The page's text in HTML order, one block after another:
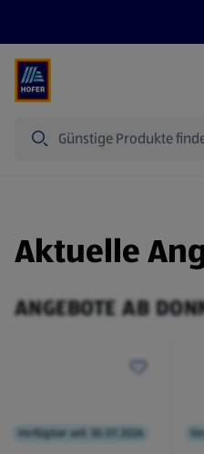
Aktuelle
ANGEBOTE AB
Verfügbar seit 30.07.2026